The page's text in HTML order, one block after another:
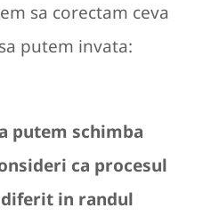
sa corectam ceva
putem invata:
putem schimba
ca procesul
in randul